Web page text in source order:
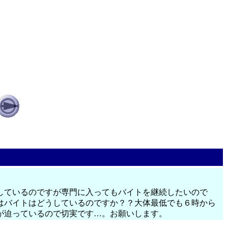
いるのですが専門に入ってもバイトを継続したいので
イトはどうしているのですか？？大体最低でも６時から
っているので切実です…。お願いします。